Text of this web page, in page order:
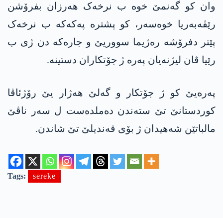
وان کو گەنمێ خوە ب نرخەک هەرزان بفرۆشن
رێڤەبەریا خوەسەر، کو پشترە پەکەکە ب نرخەک
پێتر دفرۆشە رەژیما سووریێ و جارەکە دن ژی ب
رێیا ڤان لیژنەیان پەرە ژ جۆتکاران دستینە.
پەرەیێ کو ژ جۆتکار و گەلێ هەژار یێ رۆژئاڤا
کوردستانێ تێ ستەندن دەملدەست ل سەر ناڤێ
مالباتێن شەهیدان ژ بۆی قەندیلێ تێ شاندن.
Tags: sereke